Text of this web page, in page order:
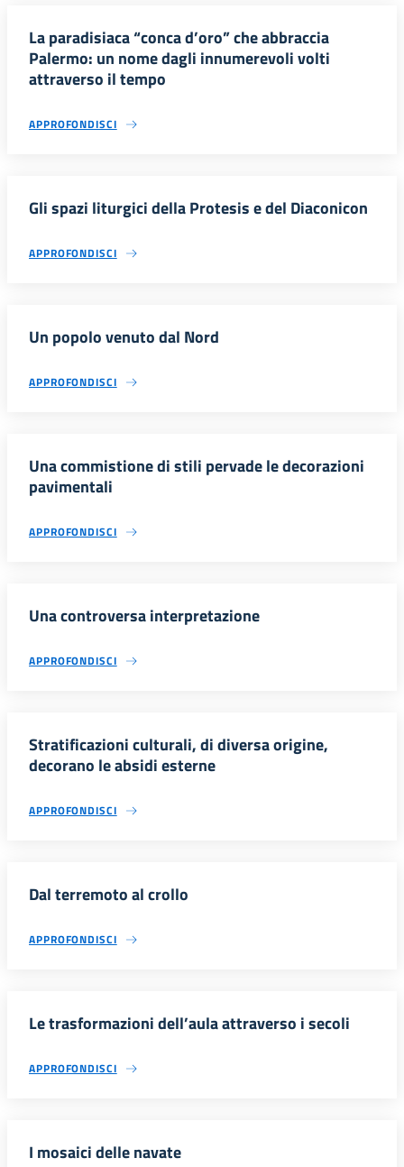
La paradisiaca “conca d’oro” che abbraccia
Palermo: un nome dagli innumerevoli volti
attraverso il tempo
APPROFONDISCI
Gli spazi liturgici della Protesis e del Diaconicon
APPROFONDISCI
Un popolo venuto dal Nord
APPROFONDISCI
Una commistione di stili pervade le decorazioni
pavimentali
APPROFONDISCI
Una controversa interpretazione
APPROFONDISCI
Stratificazioni culturali, di diversa origine,
decorano le absidi esterne
APPROFONDISCI
Dal terremoto al crollo
APPROFONDISCI
Le trasformazioni dell’aula attraverso i secoli
APPROFONDISCI
I mosaici delle navate